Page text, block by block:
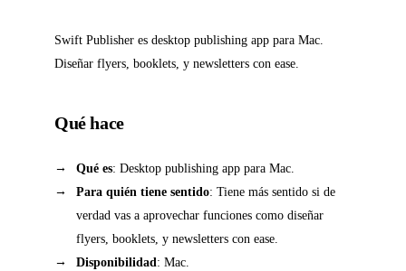
Swift Publisher es desktop publishing app para Mac.
Diseñar flyers, booklets, y newsletters con ease.
Qué hace
Qué es: Desktop publishing app para Mac.
Para quién tiene sentido: Tiene más sentido si de
verdad vas a aprovechar funciones como diseñar
flyers, booklets, y newsletters con ease.
Disponibilidad: Mac.